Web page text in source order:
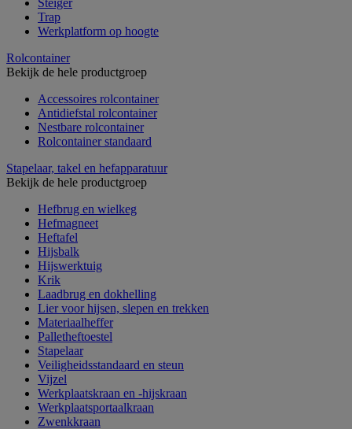
Trap
Werkplatform op hoogte
Rolcontainer
Bekijk de hele productgroep
Accessoires rolcontainer
Antidiefstal rolcontainer
Nestbare rolcontainer
Rolcontainer standaard
Stapelaar, takel en hefapparatuur
Bekijk de hele productgroep
Hefbrug en wielkeg
Hefmagneet
Heftafel
Hijsbalk
Hijswerktuig
Krik
Laadbrug en dokhelling
Lier voor hijsen, slepen en trekken
Materiaalheffer
Palletheftoestel
Stapelaar
Veiligheidsstandaard en steun
Vijzel
Werkplaatskraan en -hijskraan
Werkplaatsportaalkraan
Zwenkkraan